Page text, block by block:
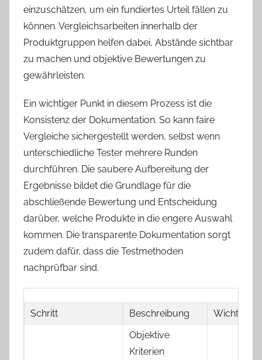
einzuschätzen, um ein fundiertes Urteil fällen zu
können. Vergleichsarbeiten innerhalb der
Produktgruppen helfen dabei, Abstände sichtbar
zu machen und objektive Bewertungen zu
gewährleisten.
Ein wichtiger Punkt in diesem Prozess ist die
Konsistenz der Dokumentation. So kann faire
Vergleiche sichergestellt werden, selbst wenn
unterschiedliche Tester mehrere Runden
durchführen. Die saubere Aufbereitung der
Ergebnisse bildet die Grundlage für die
abschließende Bewertung und Entscheidung
darüber, welche Produkte in die engere Auswahl
kommen. Die transparente Dokumentation sorgt
zudem dafür, dass die Testmethoden
nachprüfbar sind.
Schritt Beschreibung Wichtigkeit
Objektive
Kriterien